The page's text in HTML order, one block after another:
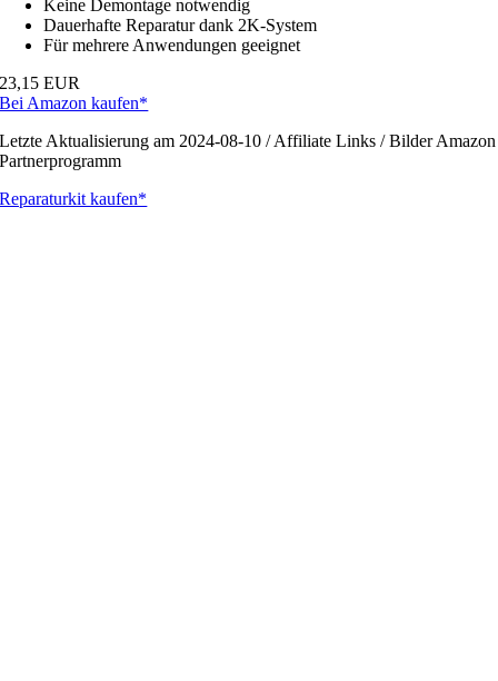
Keine Demontage notwendig
Dauerhafte Reparatur dank 2K-System
Für mehrere Anwendungen geeignet
23,15 EUR
Bei Amazon kaufen*
Letzte Aktualisierung am 2024-08-10 / Affiliate Links / Bilder Amazon
Partnerprogramm
Reparaturkit kaufen*